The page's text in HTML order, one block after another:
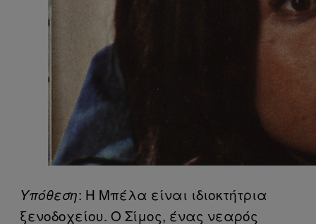
Υπόθεση: Η Μπέλα είναι ιδιοκτήτρια
ξενοδοχείου. Ο Σίμος, ένας νεαρός